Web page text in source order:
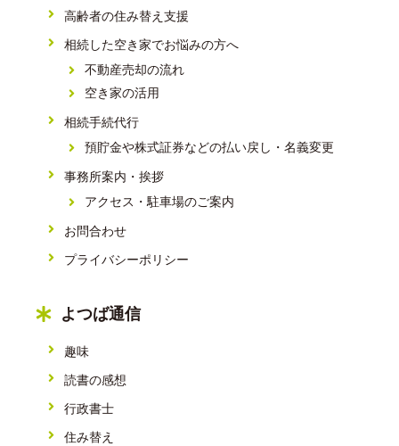
高齢者の住み替え支援
相続した空き家でお悩みの方へ
不動産売却の流れ
空き家の活用
相続手続代行
預貯金や株式証券などの払い戻し・名義変更
事務所案内・挨拶
アクセス・駐車場のご案内
お問合わせ
プライバシーポリシー
よつば通信
趣味
読書の感想
行政書士
住み替え